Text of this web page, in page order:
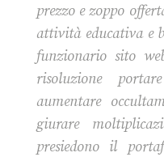
prezzo e zoppo
attività educativa e
funzionario sito
risoluzione
aumentare
giurare
presiedono il